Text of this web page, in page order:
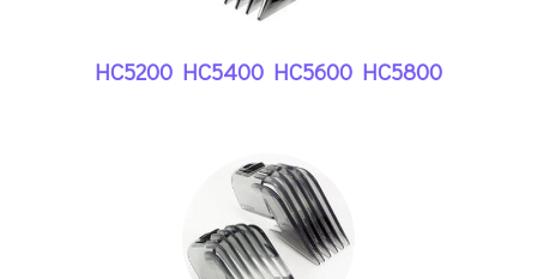
HC5200 HC5400 HC5600 HC5800